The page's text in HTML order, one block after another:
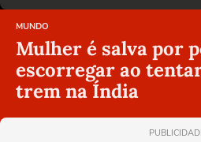
MUNDO
Mulher é salva por
escorregar ao
trem na Índia